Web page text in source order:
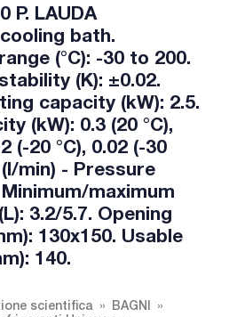
P. LAUDA
bath.
(°C): -30 to 200.
(K): ±0.02.
capacity (kW): 2.5.
(kW): 0.3 (20 °C),
(-20 °C), 0.02 (-30
min) - Pressure
maximum
3.2/5.7. Opening
130x150. Usable
140.
scientifica
BAGNI